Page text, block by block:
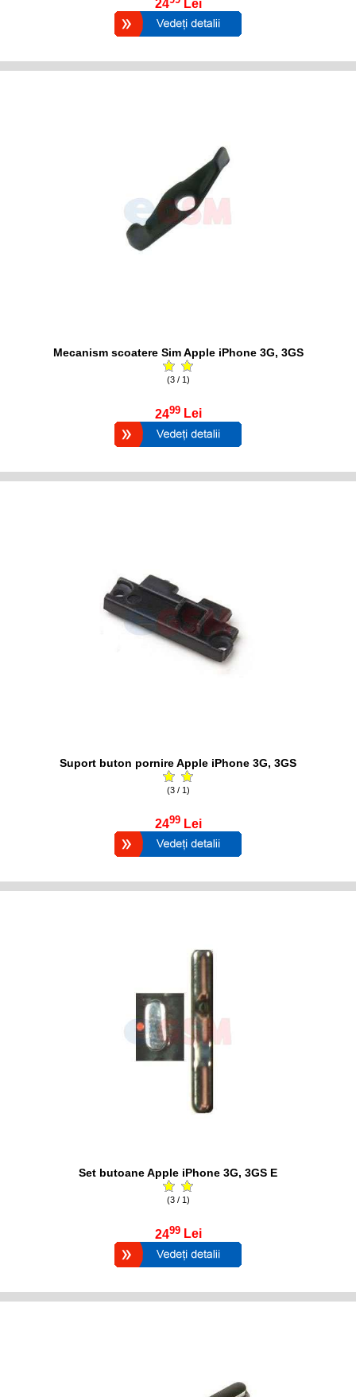
24 Lei
Mecanism scoatere Sim Apple iPhone 3G, 3GS
(3 / 1)
2499 Lei
Suport buton pornire Apple iPhone 3G, 3GS
(3 / 1)
2499 Lei
Set butoane Apple iPhone 3G, 3GS E
(3 / 1)
2499 Lei